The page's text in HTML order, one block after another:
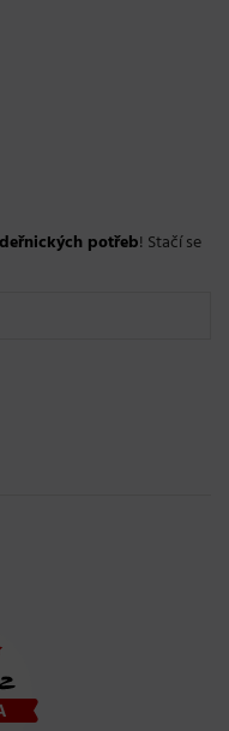
potřeb! Stačí se